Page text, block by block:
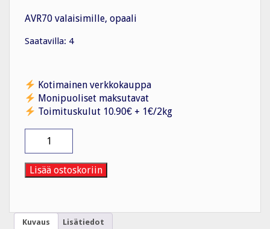
AVR70 valaisimille, opaali
Saatavilla: 4
Kotimainen verkkokauppa
Monipuoliset maksutavat
Toimituskulut 10.90€ + 1€/2kg
AVR70
valaisimille,
opaali
määrä
Lisää ostoskoriin
Kuvaus Lisätiedot